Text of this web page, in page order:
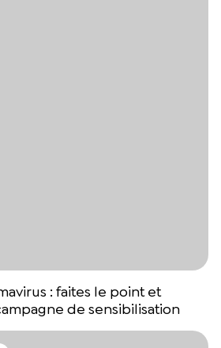
: faites le point et
de sensibilisation